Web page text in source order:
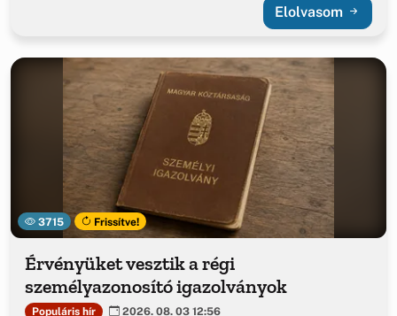
Elolvasom
3715 Frissítve!
Érvényüket vesztik a régi
személyazonosító igazolványok
Populáris hír 2026. 08. 03 12:56